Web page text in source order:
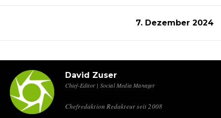
7. Dezember 2024
David Zuser
Chief-Editor | Social Media Manager
Chefredaktion Redakteur seit 2008